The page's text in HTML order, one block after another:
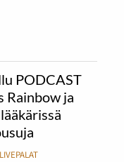
PODCAST
Rainbow ja
LIVEPALAT